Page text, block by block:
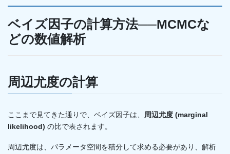
ベイズ因子の計算方法──MCMCな
どの数値解析
周辺尤度の計算
ここまで見てきた通りで、ベイズ因子は、 周辺尤度 (marginal
likelihood) の比で表されます。
周辺尤度は、パラメータ空間を積分して求める必要があり、解析